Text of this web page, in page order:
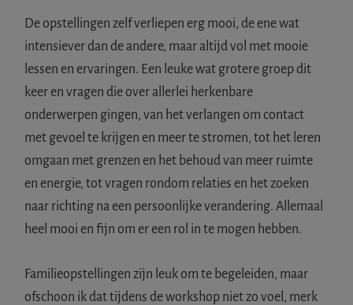
De opstellingen zelf verliepen erg mooi, de ene wat
intensiever dan de andere, maar altijd vol met mooie
lessen en ervaringen. Een leuke wat grotere groep dit
keer en vragen die over allerlei herkenbare
onderwerpen gingen, van het verlangen om contact
met gevoel te krijgen en meer te stromen, tot het leren
omgaan met grenzen en het behoud van meer ruimte
en energie, tot vragen rondom relaties en het zoeken
naar richting na een persoonlijke verandering. Allemaal
heel mooi en fijn om er een rol in te mogen hebben.
Familieopstellingen zijn leuk om te begeleiden, maar
ofschoon ik dat tijdens de workshop niet zo voel, merk